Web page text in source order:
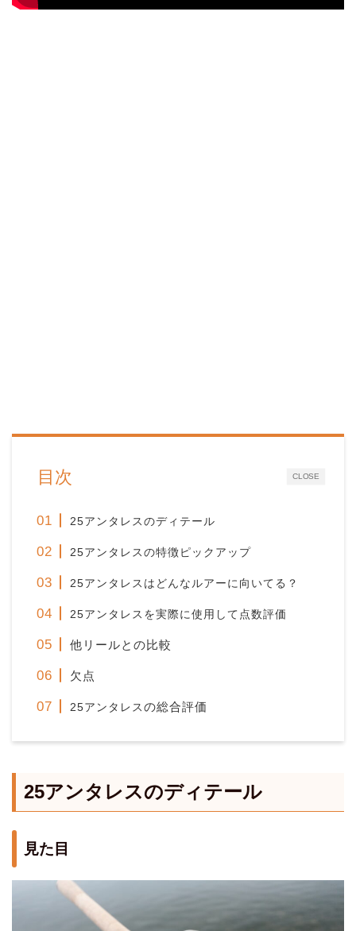
CLOSE
目次
25アンタレスのディテール
25アンタレスの特徴ピックアップ
25アンタレス はどんなルアーに向いてる？
25アンタレス を実際に使用して点数評価
他リールとの比較
欠点
25アンタレスの総合評価
25アンタレスのディテール
見た目